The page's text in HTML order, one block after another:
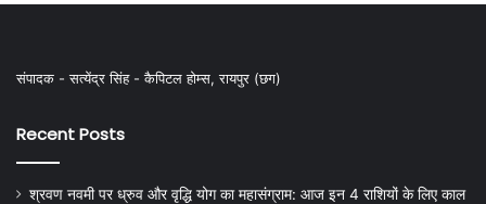
संपादक - सत्येंद्र सिंह - कैपिटल होम्स, रायपुर (छग)
Recent Posts
श्रवण नवमी पर ध्रुव और वृद्धि योग का महासंग्राम: आज इन 4 राशियों के लिए काल